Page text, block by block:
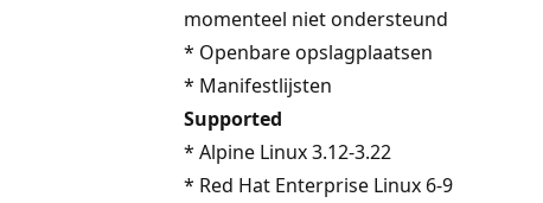
momenteel niet ondersteund
* Openbare opslagplaatsen
* Manifestlijsten
Supported
* Alpine Linux 3.12-3.22
* Red Hat Enterprise Linux 6-9